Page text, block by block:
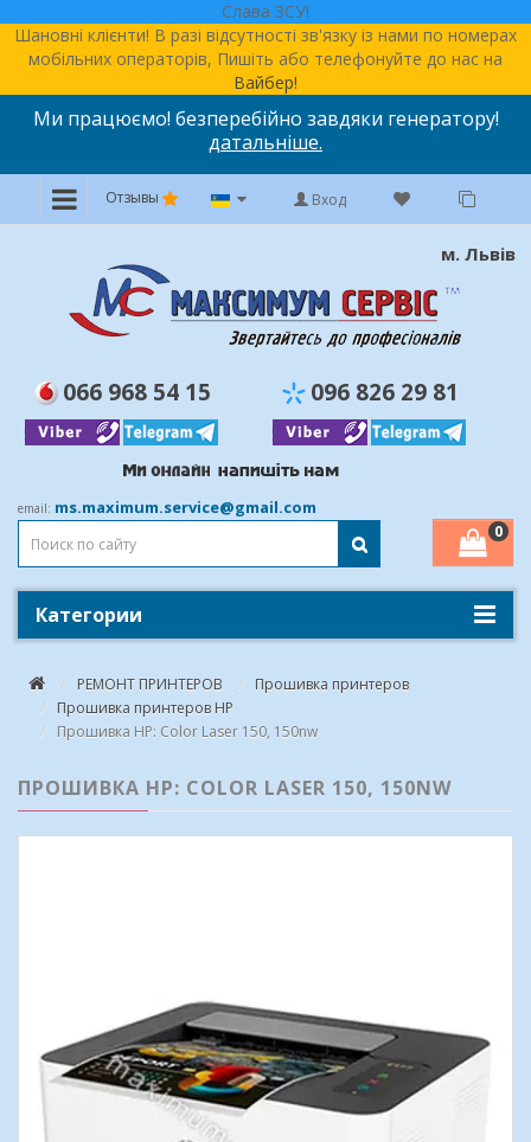
Слава ЗСУ!
Шановні клієнти! В разі відсутності зв'язку із нами по номерах
мобільних операторів, Пишіть або телефонуйте до нас на
Вайбер!
Ми працюємо! безперебійно завдяки генератору!
датальніше.
Отзывы Вход
м. Львів
066 968 54 15 096 826 29 81
email: ms.maximum.service@gmail.com
0
Категории
РЕМОНТ ПРИНТЕРОВ
Прошивка принтеров
Прошивка принтеров HP
Прошивка HP: Color Laser 150, 150nw
ПРОШИВКА HP: COLOR LASER 150, 150NW